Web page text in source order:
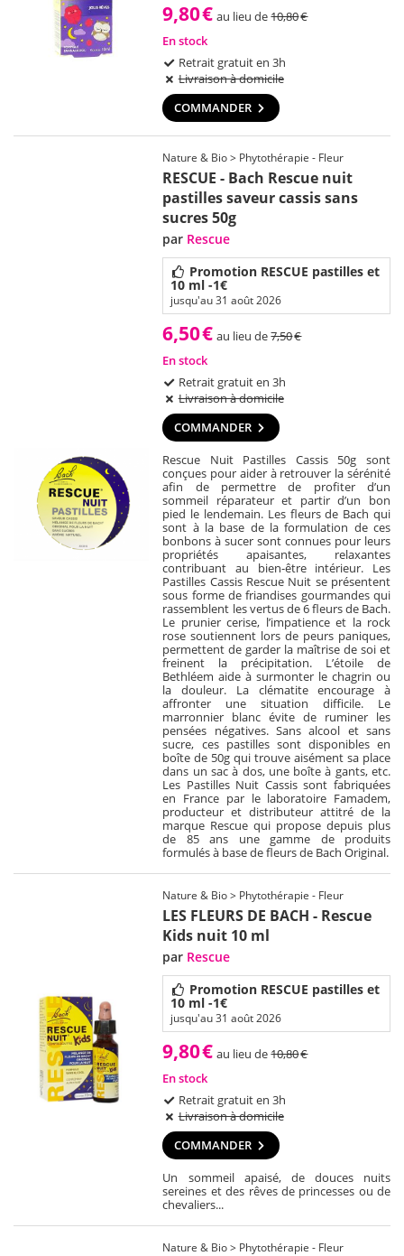
9,80€ au lieu de10,80€
En stock
Retrait gratuit en 3h
Livraison à domicile
COMMANDER
Nature & Bio > Phytothérapie - Fleur
RESCUE - Bach Rescue nuit
pastilles saveur cassis sans
sucres 50g
par Rescue
Promotion RESCUE pastilles et
10 ml -1€
jusqu'au 31 août 2026
6,50€ au lieu de7,50€
En stock
Retrait gratuit en 3h
Livraison à domicile
COMMANDER
Rescue Nuit Pastilles Cassis 50g sont
conçues pour aider à retrouver la sérénité
afin de permettre de profiter d’un
sommeil réparateur et partir d’un bon
pied le lendemain. Les fleurs de Bach qui
sont à la base de la formulation de ces
bonbons à sucer sont connues pour leurs
propriétés apaisantes, relaxantes
contribuant au bien-être intérieur. Les
Pastilles Cassis Rescue Nuit se présentent
sous forme de friandises gourmandes qui
rassemblent les vertus de 6 fleurs de Bach.
Le prunier cerise, l’impatience et la rock
rose soutiennent lors de peurs paniques,
permettent de garder la maîtrise de soi et
freinent la précipitation. L’étoile de
Bethléem aide à surmonter le chagrin ou
la douleur. La clématite encourage à
affronter une situation difficile. Le
marronnier blanc évite de ruminer les
pensées négatives. Sans alcool et sans
sucre, ces pastilles sont disponibles en
boîte de 50g qui trouve aisément sa place
dans un sac à dos, une boîte à gants, etc.
Les Pastilles Nuit Cassis sont fabriquées
en France par le laboratoire Famadem,
producteur et distributeur attitré de la
marque Rescue qui propose depuis plus
de 85 ans une gamme de produits
formulés à base de fleurs de Bach Original.
Nature & Bio > Phytothérapie - Fleur
LES FLEURS DE BACH - Rescue
Kids nuit 10 ml
par Rescue
Promotion RESCUE pastilles et
10 ml -1€
jusqu'au 31 août 2026
9,80€ au lieu de10,80€
En stock
Retrait gratuit en 3h
Livraison à domicile
COMMANDER
Un sommeil apaisé, de douces nuits
sereines et des rêves de princesses ou de
chevaliers...
Nature & Bio > Phytothérapie - Fleur